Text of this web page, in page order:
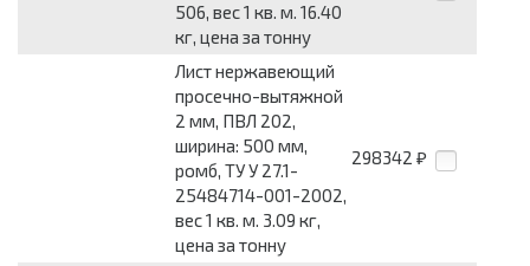
506, вес 1 кв. м. 16.40
кг, цена за тонну
Лист нержавеющий
просечно-вытяжной
2 мм, ПВЛ 202,
ширина: 500 мм,
ромб, ТУ У 27.1-
25484714-001-2002,
вес 1 кв. м. 3.09 кг,
цена за тонну
298342 ₽